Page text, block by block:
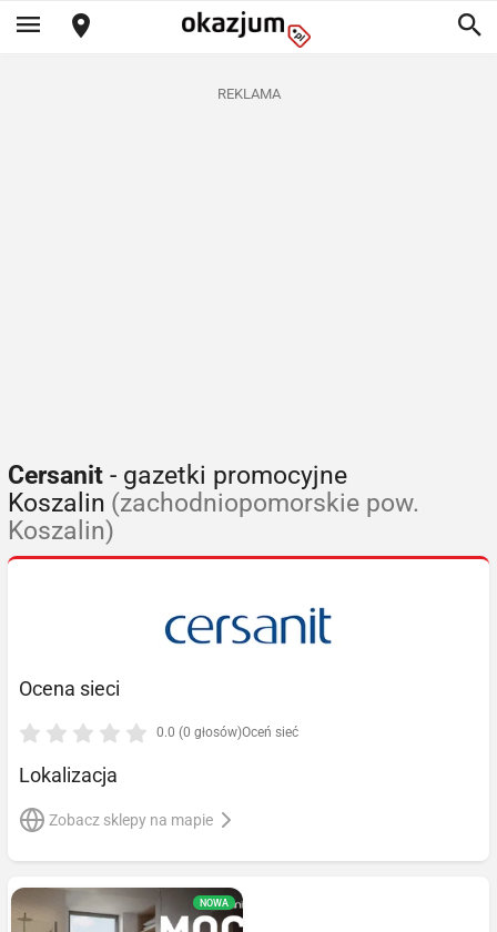
REKLAMA
Cersanit - gazetki promocyjne
Koszalin (zachodniopomorskie pow.
Koszalin)
Ocena sieci
0.0 (0 głosów)Oceń sieć
Lokalizacja
Zobacz sklepy na mapie
NOWA